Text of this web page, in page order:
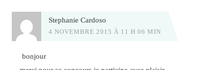
Stephanie Cardoso
4 NOVEMBRE 2015 À 11 H 06 MIN
bonjour